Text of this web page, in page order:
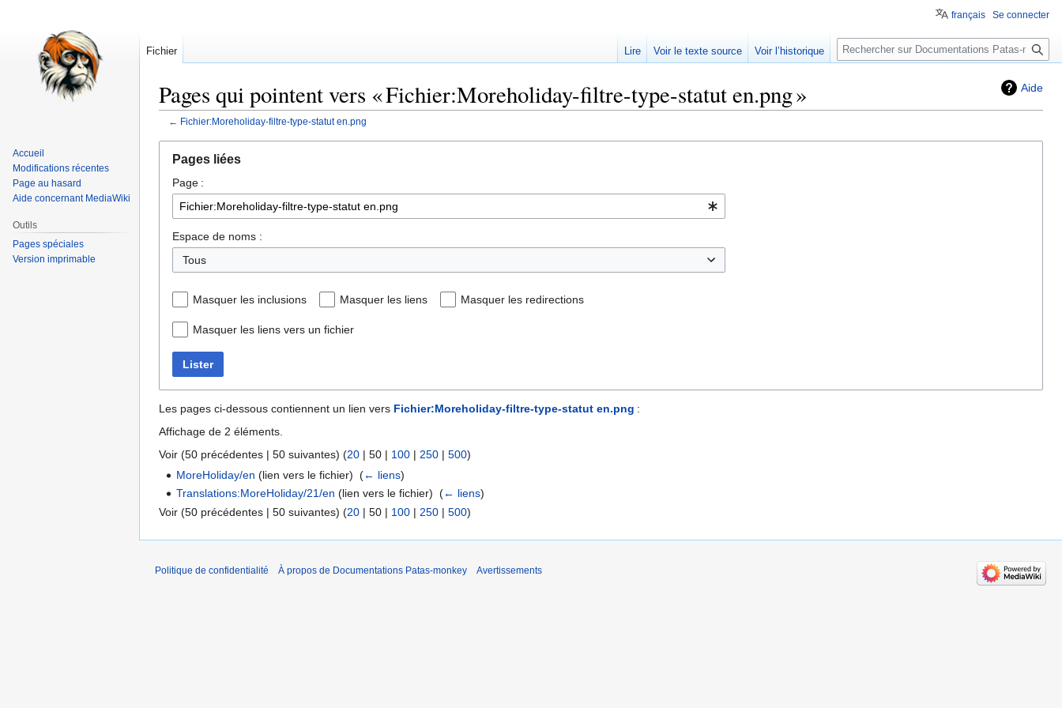
Aide
Pages qui pointent vers « Fichier:Moreholiday-filtre-type-statut en.png »
← Fichier:Moreholiday-filtre-type-statut en.png
navigation
recherche
Pages liées
Page :
Espace de noms :
Tous
Masquer les inclusions Masquer les liens Masquer les redirections
Masquer les liens vers un fichier
Lister
Les pages ci-dessous contiennent un lien vers Fichier:Moreholiday-filtre-type-statut en.png :
Affichage de 2 éléments.
Voir (50 précédentes | 50 suivantes) (20 | 50 | 100 | 250 | 500)
MoreHoliday/en (lien vers le fichier) ‎(← liens)
Translations:MoreHoliday/21/en (lien vers le fichier) ‎(← liens)
Voir (50 précédentes | 50 suivantes) (20 | 50 | 100 | 250 | 500)
français Se connecter
Fichier Lire Voir le texte source Voir l’historique
Rechercher
Accueil
Modifications récentes
Page au hasard
Aide concernant MediaWiki
Outils
Pages spéciales
Version imprimable
Politique de confidentialité À propos de Documentations Patas-monkey Avertissements